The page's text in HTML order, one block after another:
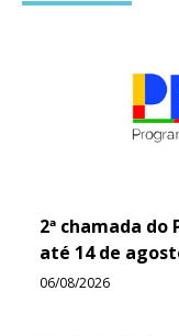
2ª chamada
até 14 de
06/08/2026